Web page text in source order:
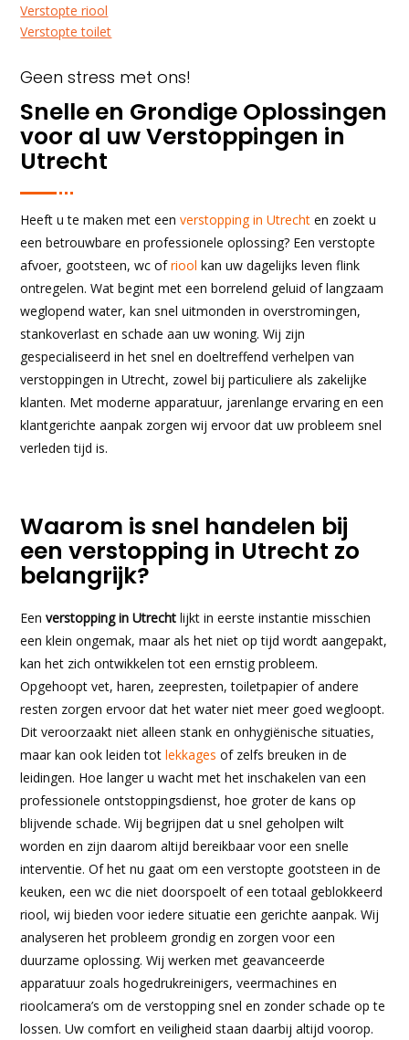
Verstopte riool
Verstopte toilet
Geen stress met ons!
Snelle en Grondige Oplossingen
voor al uw Verstoppingen in
Utrecht
Heeft u te maken met eenverstopping in Utrecht en zoekt u
een betrouwbare en professionele oplossing? Een verstopte
afvoer, gootsteen, wc ofriool kan uw dagelijks leven flink
ontregelen. Wat begint met een borrelend geluid of langzaam
weglopend water, kan snel uitmonden in overstromingen,
stankoverlast en schade aan uw woning. Wij zijn
gespecialiseerd in het snel en doeltreffend verhelpen van
verstoppingen in Utrecht, zowel bij particuliere als zakelijke
klanten. Met moderne apparatuur, jarenlange ervaring en een
klantgerichte aanpak zorgen wij ervoor dat uw probleem snel
verleden tijd is.
Waarom is snel handelen bij
een verstopping in Utrecht zo
belangrijk?
Eenverstopping in Utrecht lijkt in eerste instantie misschien
een klein ongemak, maar als het niet op tijd wordt aangepakt,
kan het zich ontwikkelen tot een ernstig probleem.
Opgehoopt vet, haren, zeepresten, toiletpapier of andere
resten zorgen ervoor dat het water niet meer goed wegloopt.
Dit veroorzaakt niet alleen stank en onhygiënische situaties,
maar kan ook leiden totlekkages of zelfs breuken in de
leidingen. Hoe langer u wacht met het inschakelen van een
professionele ontstoppingsdienst, hoe groter de kans op
blijvende schade. Wij begrijpen dat u snel geholpen wilt
worden en zijn daarom altijd bereikbaar voor een snelle
interventie. Of het nu gaat om een verstopte gootsteen in de
keuken, een wc die niet doorspoelt of een totaal geblokkeerd
riool, wij bieden voor iedere situatie een gerichte aanpak. Wij
analyseren het probleem grondig en zorgen voor een
duurzame oplossing. Wij werken met geavanceerde
apparatuur zoals hogedrukreinigers, veermachines en
rioolcamera’s om de verstopping snel en zonder schade op te
lossen. Uw comfort en veiligheid staan daarbij altijd voorop.